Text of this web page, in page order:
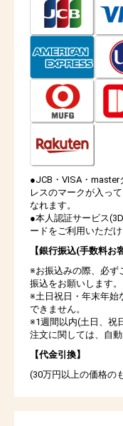
●JCB・VISA・
レスのマークが入っ
なれます。
●本人認証サービス
ードをご利用いただけ
【銀行振込(手数料お
※お振込みの際、必ず
振込をお願いします。
※土日祝日・年末年始
できません。
※1週間以内(土日、祝
注文に関しては、自
【代金引換】
(30万円以上の価格の